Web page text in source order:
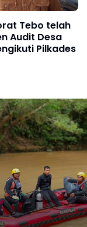
Tebo telah
Audit Desa
Pilkades